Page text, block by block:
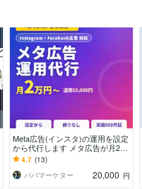
Meta広告(インスタ)の運用を設定
から代行します メタ広告が月2万
円から/フェイスブック・インス
タ広告対応
4.7 (13)
パパマーケター
20,000 円